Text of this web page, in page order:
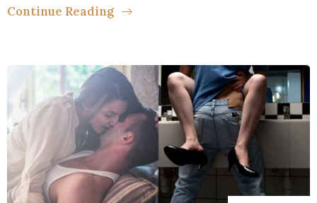
Continue Reading